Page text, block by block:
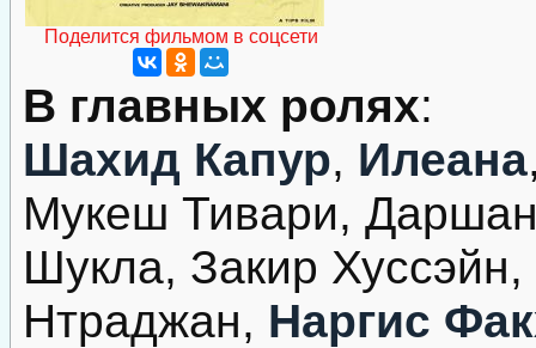
Поделится фильмом в соцсети
В главных ролях:
Шахид Капур, Илеана
Мукеш Тивари,
Шукла, Закир
Нтраджан, Наргис